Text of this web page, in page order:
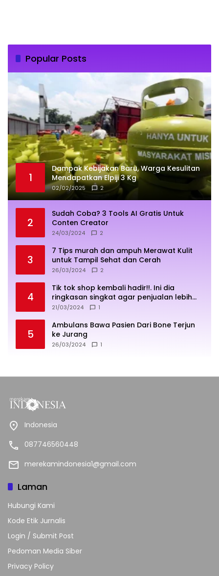
Popular Posts
1
Dampak Kebijakan Baru, Warga Kesulitan
Mendapatkan Elpiji 3 Kg
02/02/2025 2
2
Sudah Coba? 3 Tools AI Gratis Untuk
Conten Creator
24/03/2024 2
3
7 Tips murah dan ampuh Merawat Kulit
untuk Tampil Sehat dan Cerah
26/03/2024 2
4
Tik tok shop kembali hadir!!. Ini dia
ringkasan singkat agar penjualan lebih
sukses
21/03/2024 1
5
Ambulans Bawa Pasien Dari Bone Terjun
ke Jurang
26/03/2024 1
Indonesia
087746560448
merekamindonesia1@gmail.com
Laman
Hubungi Kami
Kode Etik Jurnalis
Login / Submit Post
Pedoman Media Siber
Privacy Policy